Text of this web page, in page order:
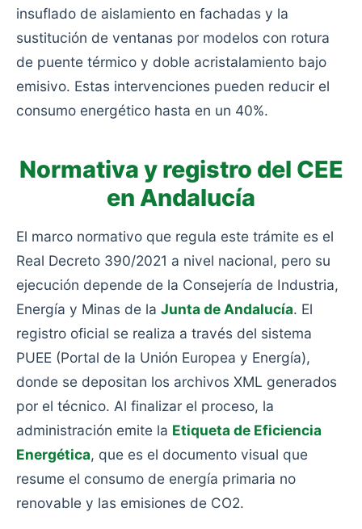
insuflado de aislamiento en fachadas y la
sustitución de ventanas por modelos con rotura
de puente térmico y doble acristalamiento bajo
emisivo. Estas intervenciones pueden reducir el
consumo energético hasta en un 40%.
Normativa y registro del CEE
en Andalucía
El marco normativo que regula este trámite es el
Real Decreto 390/2021 a nivel nacional, pero su
ejecución depende de la Consejería de Industria,
Energía y Minas de la Junta de Andalucía. El
registro oficial se realiza a través del sistema
PUEE (Portal de la Unión Europea y Energía),
donde se depositan los archivos XML generados
por el técnico. Al finalizar el proceso, la
administración emite la Etiqueta de Eficiencia
Energética, que es el documento visual que
resume el consumo de energía primaria no
renovable y las emisiones de CO2.